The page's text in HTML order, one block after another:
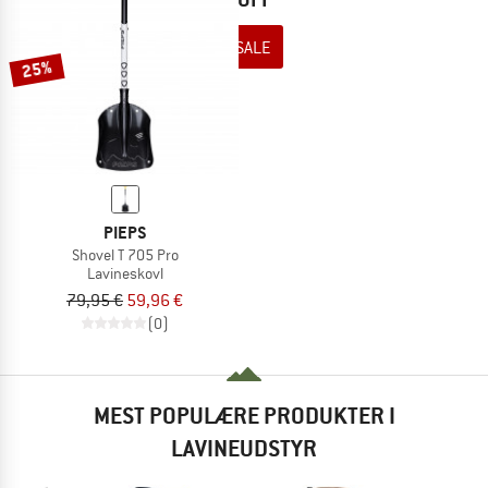
TO THE SALE
25%
PIEPS
Shovel T 705 Pro
Lavineskovl
79,95 € 59,96 €
(0)
MEST POPULÆRE PRODUKTER I
LAVINEUDSTYR